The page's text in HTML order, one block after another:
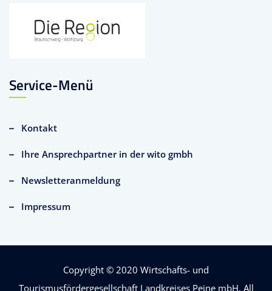
Service-Menü
Kontakt
Ihre Ansprechpartner in der wito gmbh
Newsletteranmeldung
Impressum
Copyright © 2020 Wirtschafts- und
Tourismusfördergesellschaft Landkreises Peine mbH. All